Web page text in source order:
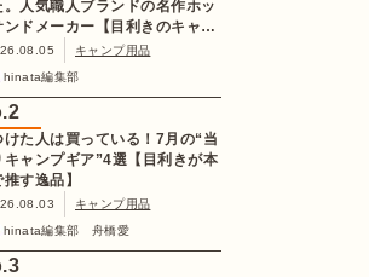
。人気職人ブランドの名作ホッ
ンドメーカー【目利きのキャン
ア】
キャンプ用品
hinata編集部
2
けた人は買っている！7月の“当
キャンプギア”4選【目利きが本
す逸品】
キャンプ用品
hinata編集部 舟橋愛
3